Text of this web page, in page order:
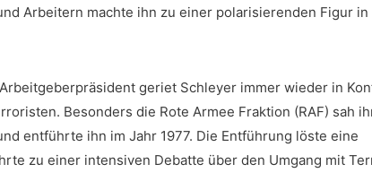
Arbeitern ⁤machte ihn zu einer polarisierenden ⁢Figur in
geriet Schleyer‍ immer wieder in
Besonders die Rote Armee Fraktion (RAF) sah
entführte ihn im Jahr 1977. Die Entführung ‌löste eine
zu einer intensiven Debatte⁣ über ‍den Umgang mit